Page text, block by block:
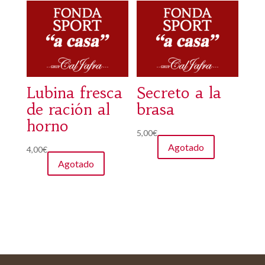
Lubina fresca
de ración al
horno
4,00€
Agotado
Secreto a la
brasa
5,00€
Agotado